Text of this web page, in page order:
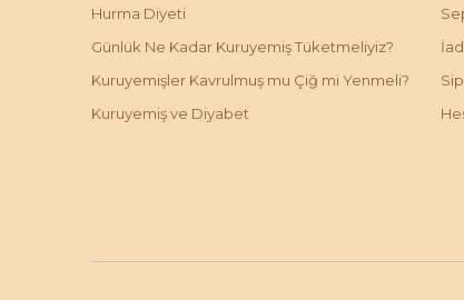
Hurma Diyeti
Günlük Ne Kadar Kuruyemiş Tüketmeliyiz?
Kuruyemişler Kavrulmuş mu Çiğ mi Yenmeli?
Kuruyemiş ve Diyabet